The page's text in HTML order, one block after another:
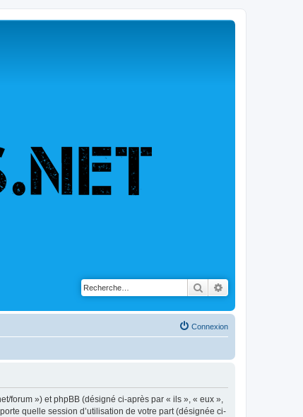
Rechercher
Connexion
forum ») et phpBB (désigné ci-après par « ils », « eux »,
quelle session d’utilisation de votre part (désignée ci-